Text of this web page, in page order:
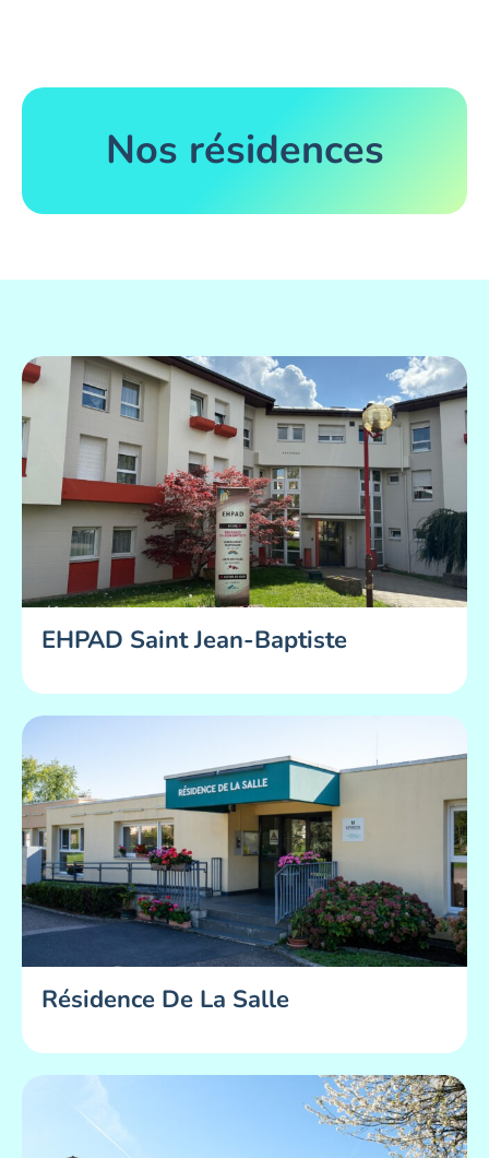
Nos résidences
EHPAD Saint Jean-Baptiste
Résidence De La Salle